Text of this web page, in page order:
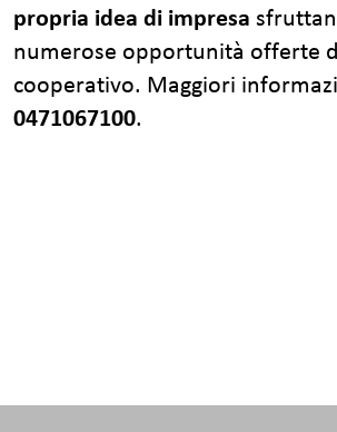
propria idea di impresa
numerose opportunità offerte
cooperativo. Maggiori
0471067100.